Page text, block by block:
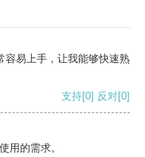
容易上手，让我能够快速熟
支持[0] 反对[0]
用的需求。